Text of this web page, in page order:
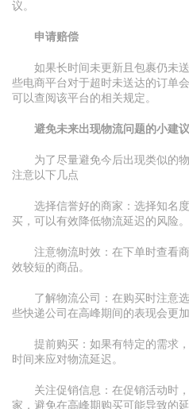
议。
申请赔偿
如果长时间未更新且包裹仍未
些电商平台对于超时未送达的订单
可以查阅该平台的相关规定。
避免未来出现物流问题的小建议
为了尽量避免今后出现类似的
注意以下几点
选择信誉好的商家：选择知名
买，可以有效降低物流延迟的风险。
注意物流时效：在下单时查看
效较短的商品。
了解物流公司：在购买时注意
些快递公司在高峰期间的表现会更加
提前购买：如果有特定的需求
时间来应对物流延迟。
关注促销信息：在促销活动时
家，避免在高峰期购买可能导致的延